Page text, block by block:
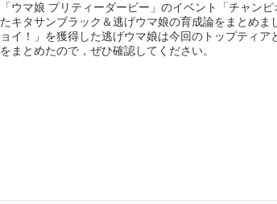
「ウマ娘 プリティーダービー」のイベント「チャン
たキタサンブラック＆逃げウマ娘の育成論をまとめ
ョイ！」を獲得した逃げウマ娘は今回のトップティ
をまとめたので，ぜひ確認してください。